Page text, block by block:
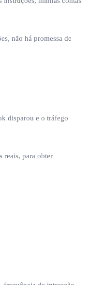
não há promessa de
disparou e o tráfego
reais, para obter